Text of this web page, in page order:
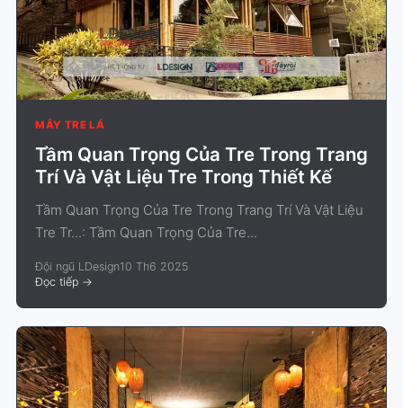
MÂY TRE LÁ
Tầm Quan Trọng Của Tre Trong Trang
Trí Và Vật Liệu Tre Trong Thiết Kế
Tầm Quan Trọng Của Tre Trong Trang Trí Và Vật Liệu
Tre Tr...: Tầm Quan Trọng Của Tre...
Đội ngũ LDesign10 Th6 2025
Đọc tiếp ->